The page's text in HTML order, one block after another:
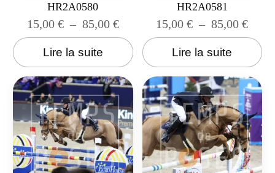
HR2A0580
15,00 € – 85,00 €
Lire la suite
HR2A0581
15,00€ – 85,00€
Lire la suite